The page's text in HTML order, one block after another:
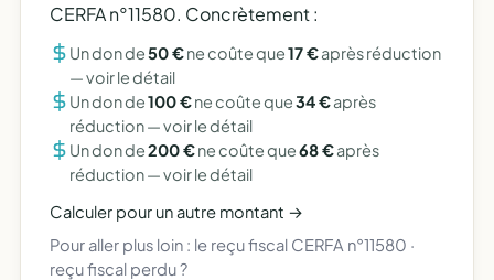
CERFA n°11580. Concrètement :
Un don de50 €ne coûte que17 €après réduction
—voir le détail
Un don de100 €ne coûte que34 €après
réduction —voir le détail
Un don de200 €ne coûte que68 €après
réduction —voir le détail
Calculer pour un autre montant →
Pour aller plus loin : le reçu fiscal CERFA n°11580 ·
reçu fiscal perdu ?